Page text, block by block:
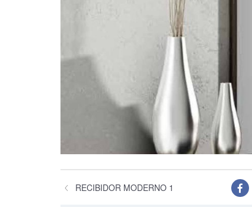
RECIBIDOR MODERNO 1